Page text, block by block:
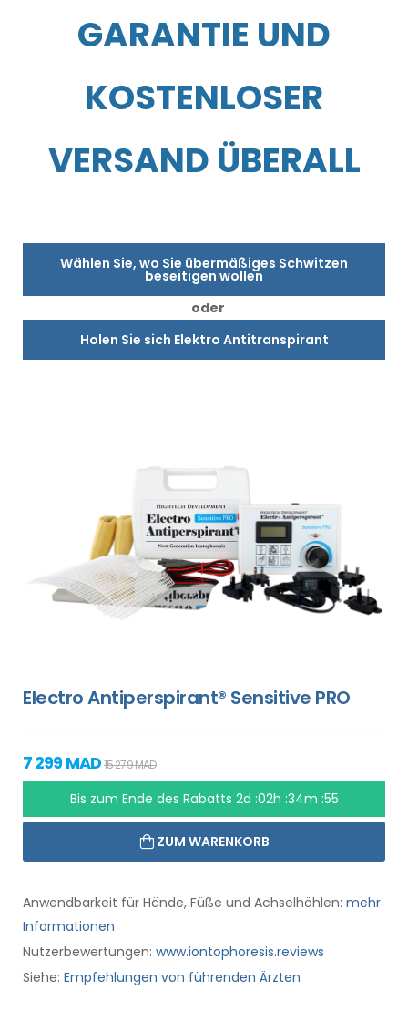
GARANTIE UND
KOSTENLOSER
VERSAND ÜBERALL
Wählen Sie, wo Sie übermäßiges Schwitzen
beseitigen wollen
oder
Holen Sie sich Elektro Antitranspirant
Electro Antiperspirant® Sensitive PRO
7 299 MAD15 279 MAD
Bis zum Ende des Rabatts 2d :02h :34m :55
ZUM WARENKORB
Anwendbarkeit für Hände, Füße und Achselhöhlen: mehr
Informationen
Nutzerbewertungen: www.iontophoresis.reviews
Siehe: Empfehlungen von führenden Ärzten